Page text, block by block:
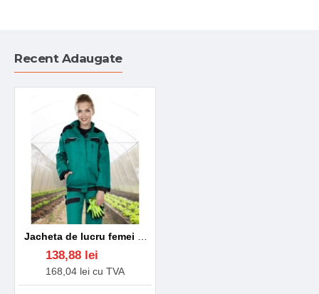
Recent Adaugate
138,88 lei
168,04 lei cu TVA